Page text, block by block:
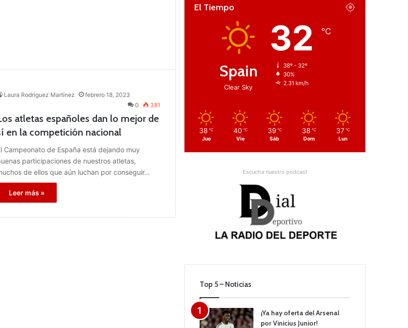
Laura Rodríguez Martínez
febrero 18, 2023
0
381
atletas españoles dan lo mejor de
en la competición nacional
Campeonato de España está dejando muy
participaciones de nuestros atletas,
de ellos que aún luchan por conseguir…
Leer más »
El Tiempo
Spain
Clear Sky
32 ℃
38º - 32º
30%
2.31 km/h
38 ℃
Jue
40 ℃
Vie
39 ℃
Sáb
38 ℃
Dom
37 ℃
Lun
Escucha nuestro podcast
Top 5 – Noticias
¡Ya hay oferta del Arsenal
por Vinicius Junior!